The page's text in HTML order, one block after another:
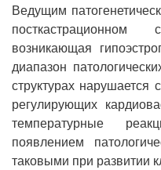
Ведущим
возникающая
диапазон
структурах нарушается
регулирующих
температурные
появлением
таковыми при развитии